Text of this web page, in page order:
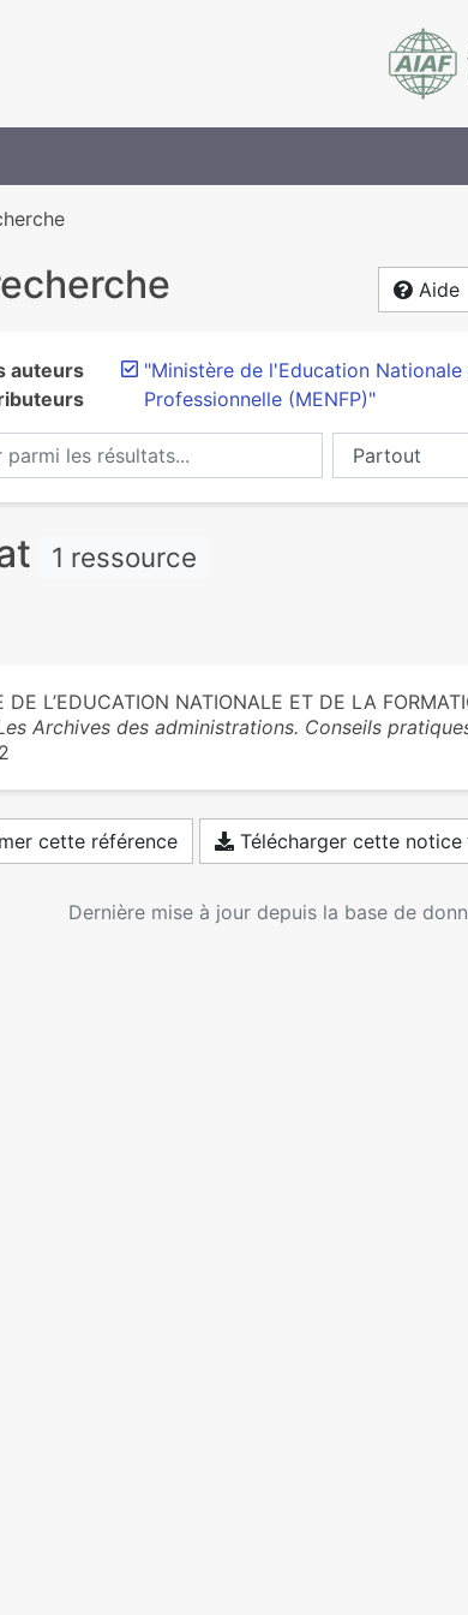
Aide
auteurs
"Ministère de l'Education
Professionnelle (MENFP)"
les résultats...
Chercher dans...
1 ressource
DE L’EDUCATION NATIONALE ET DE LA
Archives des administrations. Conseils
cette référence Télécharger cette notice
Dernière mise à jour depuis la base de